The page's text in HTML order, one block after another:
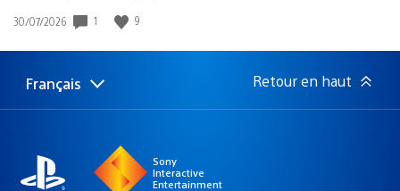
Date
publication
30/07/2026 1 9
Choisir
Région
Français Retour en haut
Sony
Interactive
Entertainment